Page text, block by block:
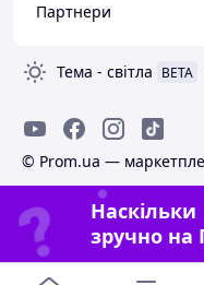
Партнери
Тема - світла BETA
© Prom.ua —
Наскільки
зручно на